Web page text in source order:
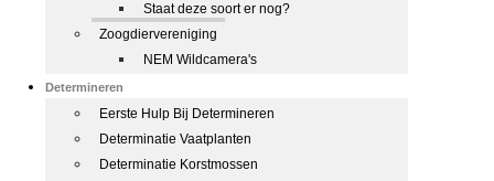
Staat deze soort er nog?
Zoogdiervereniging
NEM Wildcamera's
Determineren
Eerste Hulp Bij Determineren
Determinatie Vaatplanten
Determinatie Korstmossen